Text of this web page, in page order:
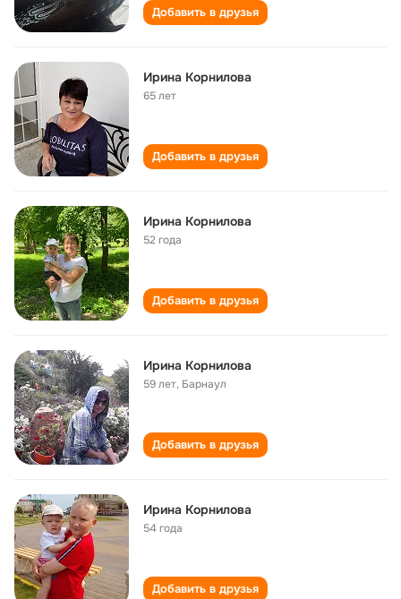
Добавить в друзья
Ирина Корнилова
65 лет
Добавить в друзья
Ирина Корнилова
52 года
Добавить в друзья
Ирина Корнилова
59 лет, Барнаул
Добавить в друзья
Ирина Корнилова
54 года
Добавить в друзья